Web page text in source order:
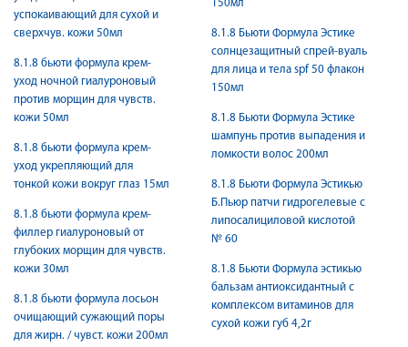
успокаивающий для сухой и
сверхчув. кожи 50мл
8.1.8 бьюти формула крем-
уход ночной гиалуроновый
против морщин для чувств.
кожи 50мл
8.1.8 бьюти формула крем-
уход укрепляющий для
тонкой кожи вокруг глаз 15мл
8.1.8 бьюти формула крем-
филлер гиалуроновый от
глубоких морщин для чувств.
кожи 30мл
8.1.8 бьюти формула лосьон
очищающий сужающий поры
для жирн. / чувст. кожи 200мл
150мл
8.1.8 Бьюти Формула Эстике
солнцезащитный спрей-вуаль
для лица и тела spf 50 флакон
150мл
8.1.8 Бьюти Формула Эстике
шампунь против выпадения и
ломкости волос 200мл
8.1.8 Бьюти Формула Эстикью
Б.Пьюр патчи гидрогелевые с
липосалициловой кислотой
№ 60
8.1.8 Бьюти Формула эстикью
бальзам антиоксидантный с
комплексом витаминов для
сухой кожи губ 4,2г